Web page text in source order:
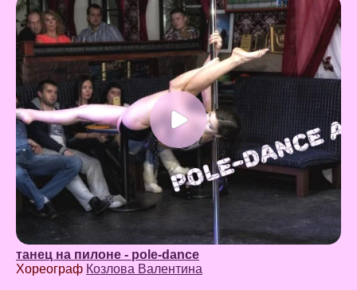
танец на пилоне - pole-dance
Хореограф Козлова Валентина